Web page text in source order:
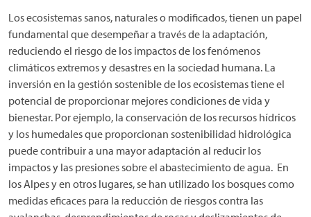
Los ecosistemas sanos, naturales o modificados, tienen un papel
fundamental que desempeñar a través de la adaptación,
reduciendo el riesgo de los impactos de los fenómenos
climáticos extremos y desastres en la sociedad humana. La
inversión en la gestión sostenible de los ecosistemas tiene el
potencial de proporcionar mejores condiciones de vida y
bienestar. Por ejemplo, la conservación de los recursos hídricos
y los humedales que proporcionan sostenibilidad hidrológica
puede contribuir a una mayor adaptación al reducir los
impactos y las presiones sobre el abastecimiento de agua. En
los Alpes y en otros lugares, se han utilizado los bosques como
medidas eficaces para la reducción de riesgos contra las